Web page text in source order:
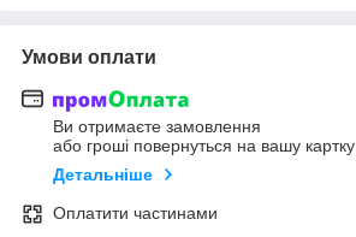
Умови оплати
Ви отримаєте замовлення
або гроші повернуться на вашу картку
Детальніше
Оплатити частинами